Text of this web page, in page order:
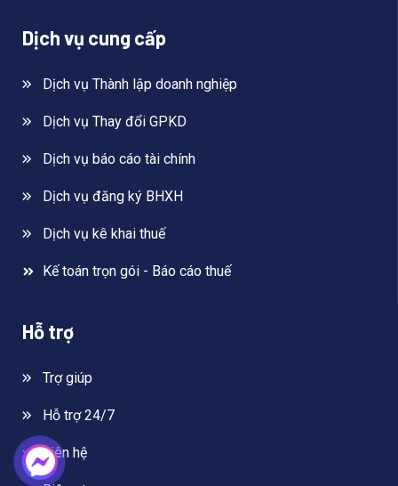
Dịch vụ cung cấp
Dịch vụ Thành lập doanh nghiệp
Dịch vụ Thay đổi GPKD
Dịch vụ báo cáo tài chính
Dịch vụ đăng ký BHXH
Dịch vụ kê khai thuế
Kế toán trọn gói - Báo cáo thuế
Hỗ trợ
Trợ giúp
Hỗ trợ 24/7
Liên hệ